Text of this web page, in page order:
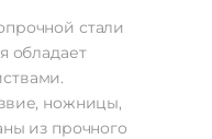
стали
обладает
ножницы,
из прочного